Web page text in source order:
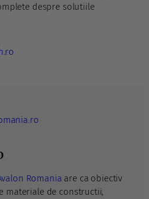
despre solutiile
Romania are ca obiectiv
materiale de constructii,